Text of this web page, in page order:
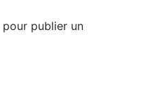
pour publier un